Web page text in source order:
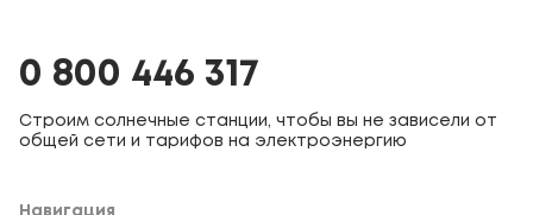
0 800 446 317
Строим солнечные станции, чтобы вы не зависели от
общей сети и тарифов на электроэнергию
Навигация